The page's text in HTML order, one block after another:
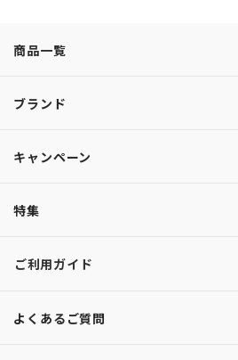
商品一覧
ブランド
キャンペーン
特集
ご利用ガイド
よくあるご質問